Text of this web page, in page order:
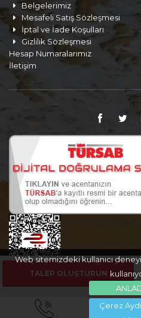
Belgelerimiz
Mesafeli Satış Sözleşmesi
İptal ve İade Koşulları
Gizlilik Sözleşmesi
Hesap Numaralarımız
İletişim
Web sitemizdeki kullanıcı
Çerez
TALEP OLUŞTURUN